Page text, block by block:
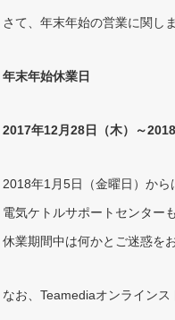
さて、年末年始の営業に関し
年末年始休業日
2017年12月28日（木）～2018
2018年1月5日（金曜日）から
電気ケトルサポートセンター
休業期間中は何かとご迷惑を
なお、Teamediaオンラインス